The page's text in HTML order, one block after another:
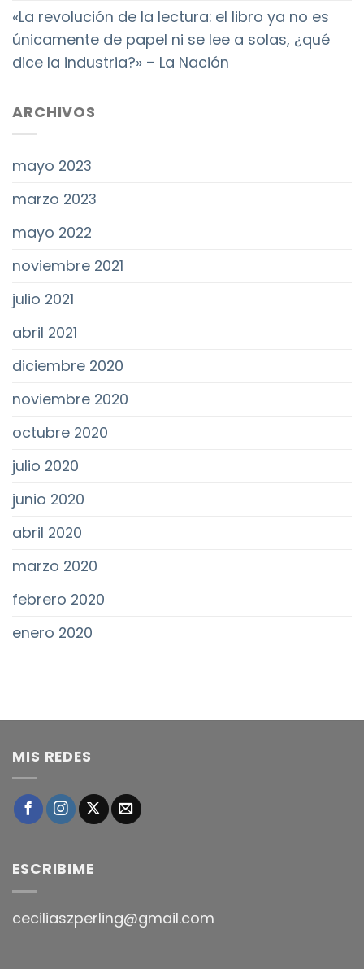
«La revolución de la lectura: el libro ya no es
únicamente de papel ni se lee a solas, ¿qué
dice la industria?» – La Nación
ARCHIVOS
mayo 2023
marzo 2023
mayo 2022
noviembre 2021
julio 2021
abril 2021
diciembre 2020
noviembre 2020
octubre 2020
julio 2020
junio 2020
abril 2020
marzo 2020
febrero 2020
enero 2020
MIS REDES
ESCRIBIME
ceciliaszperling@gmail.com